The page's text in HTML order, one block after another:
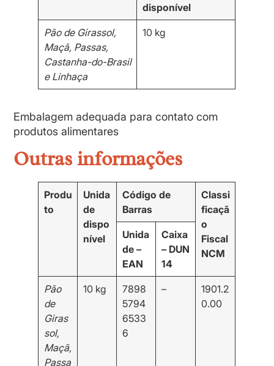
disponível
Pão de Girassol,
Maçã, Passas,
Castanha-do-Brasil
e Linhaça
10 kg
Embalagem adequada para contato com
produtos alimentares
Outras informações
Produ
to
Unida
de
dispo
nível
Código de
Barras
Classi
ficaçã
o
Fiscal
NCM
Unida
de –
EAN
Caixa
– DUN
14
Pão
de
Giras
sol,
Maçã,
Passa
10 kg
7898
5794
6533
6
–
1901.2
0.00